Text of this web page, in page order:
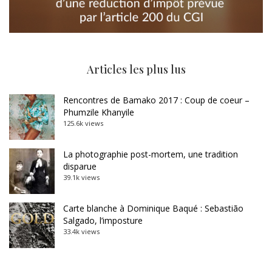
Articles les plus lus
Rencontres de Bamako 2017 : Coup de coeur –
Phumzile Khanyile
125.6k views
La photographie post-mortem, une tradition
disparue
39.1k views
Carte blanche à Dominique Baqué : Sebastião
Salgado, l’imposture
33.4k views